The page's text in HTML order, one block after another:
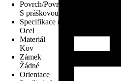
Povrch/Povrchová úprava
S práškovou úpravou
Specifikace materiálu
Ocel
Materiál
Kov
Zámek
Žádné
Orientace